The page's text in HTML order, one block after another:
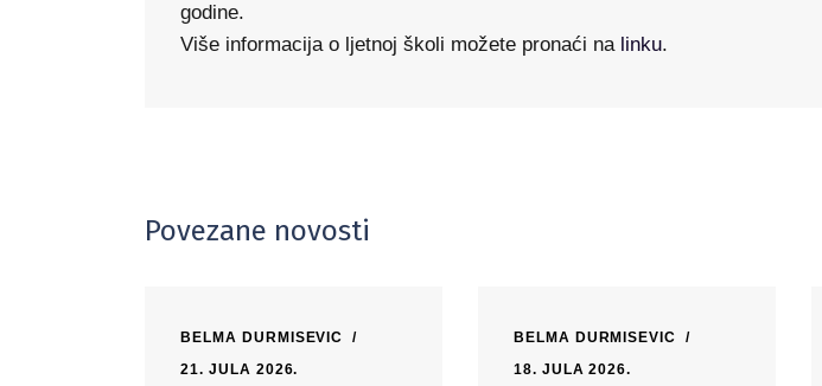
godine.
Više informacija o ljetnoj školi možete pronaći na linku.
Povezane novosti
BELMA DURMISEVIC
21. JULA 2026.
BELMA DURMISEVIC
18. JULA 2026.